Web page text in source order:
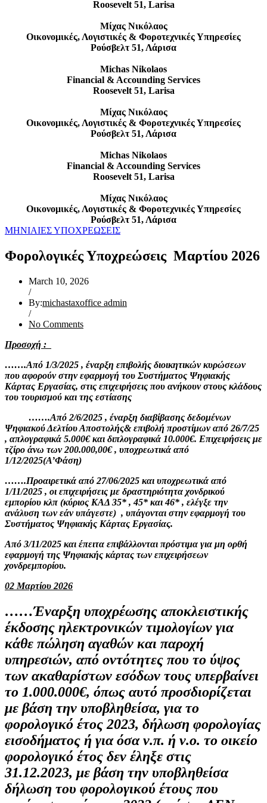
Roosevelt 51, Larisa
Μίχας Νικόλαος
Οικονομικές, Λογιστικές & Φοροτεχνικές Υπηρεσίες
Ρούσβελτ 51, Λάρισα
Michas Nikolaos
Financial & Accounding Services
Roosevelt 51, Larisa
Μίχας Νικόλαος
Οικονομικές, Λογιστικές & Φοροτεχνικές Υπηρεσίες
Ρούσβελτ 51, Λάρισα
Michas Nikolaos
Financial & Accounding Services
Roosevelt 51, Larisa
Μίχας Νικόλαος
Οικονομικές, Λογιστικές & Φοροτεχνικές Υπηρεσίες
Ρούσβελτ 51, Λάρισα
ΜΗΝΙΑΙΕΣ ΥΠΟΧΡΕΩΣΕΙΣ
Φορολογικές Υποχρεώσεις Μαρτίου 2026
March 10, 2026
/
By:michastaxoffice admin
/
No Comments
Προσοχή :
…….Από 1/3/2025 , έναρξη επιβολής διοικητικών κυρώσεων
που αφορούν στην εφαρμογή του Συστήματος Ψηφιακής
Κάρτας Εργασίας, στις επιχειρήσεις που ανήκουν στους κλάδους
του τουρισμού και της εστίασης
…….Από 2/6/2025 , έναρξη διαβίβασης δεδομένων
Ψηφιακού Δελτίου Αποστολής& επιβολή προστίμων από 26/7/25
, απλογραφικά 5.000€ και διπλογραφικά 10.000€. Επιχειρήσεις με
τζίρο άνω των 200.000,00€ , υποχρεωτικά από
1/12/2025(Α’Φάση)
…….Προαιρετικά από 27/06/2025 και υποχρεωτικά από
1/11/2025 , οι επιχειρήσεις με δραστηριότητα χονδρικού
εμπορίου κλπ (κύριος ΚΑΔ 35* , 45* και 46* , ελέγξε την
ανάλυση των εάν υπάγεστε) , υπάγονται στην εφαρμογή του
Συστήματος Ψηφιακής Κάρτας Εργασίας.
Από 3/11/2025 και έπειτα επιβάλλονται πρόστιμα για μη ορθή
εφαρμογή της Ψηφιακής κάρτας των επιχειρήσεων
χονδρεμπορίου.
02 Μαρτίου 2026
……Έναρξη υποχρέωσης αποκλειστικής
έκδοσης ηλεκτρονικών τιμολογίων για
κάθε πώληση αγαθών και παροχή
υπηρεσιών, από οντότητες που το ύψος
των ακαθαρίστων εσόδων τους υπερβαίνει
το 1.000.000€, όπως αυτό προσδιορίζεται
με βάση την υποβληθείσα, για το
φορολογικό έτος 2023, δήλωση φορολογίας
εισοδήματος ή για όσα ν.π. ή ν.ο. το οικείο
φορολογικό έτος δεν έληξε στις
31.12.2023, με βάση την υποβληθείσα
δήλωση του φορολογικού έτους που